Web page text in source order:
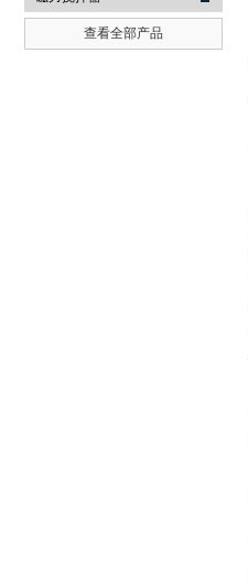
查看全部产品